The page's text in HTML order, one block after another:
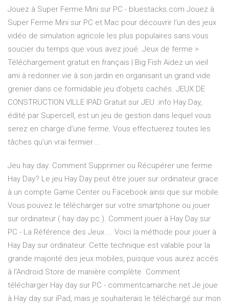
Jouez à Super Ferme Mini sur PC - bluestacks.com Jouez à
Super Ferme Mini sur PC et Mac pour découvrir l'un des jeux
vidéo de simulation agricole les plus populaires sans vous
soucier du temps que vous avez joué. Jeux de ferme >
Téléchargement gratuit en français | Big Fish Aidez un vieil
ami à redonner vie à son jardin en organisant un grand vide
grenier dans ce formidable jeu d’objets cachés. JEUX DE
CONSTRUCTION VILLE IPAD Gratuit sur JEU .info Hay Day,
édité par Supercell, est un jeu de gestion dans lequel vous
serez en charge d’une ferme. Vous effectuerez toutes les
tâches qu’un vrai fermier ...
Jeu hay day: Comment Supprimer ou Récupérer une ferme
Hay Day? Le jeu Hay Day peut être jouer sur ordinateur grace
à un compte Game Center ou Facebook ainsi que sur mobile.
Vous pouvez le télécharger sur votre smartphone ou jouer
sur ordinateur ( hay day pc ). Comment jouer à Hay Day sur
PC - La Référence des Jeux ... Voici la méthode pour jouer à
Hay Day sur ordinateur. Cette technique est valable pour la
grande majorité des jeux mobiles, puisque vous aurez accès
à l'Android Store de manière complète. Comment
télécharger Hay day sur PC - commentcamarche.net Je joue
à Hay day sur iPad, mais je souhaiterais le téléchargé sur mon